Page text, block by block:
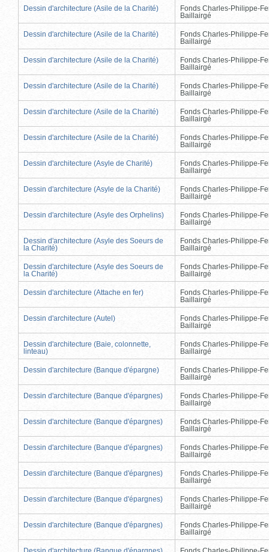
Dessin d'architecture (Asile de la Charité)
Fonds Charles-Philippe-
Baillairgé
Dessin d'architecture (Asile de la Charité)
Fonds Charles-Philippe-
Baillairgé
Dessin d'architecture (Asile de la Charité)
Fonds Charles-Philippe-
Baillairgé
Dessin d'architecture (Asile de la Charité)
Fonds Charles-Philippe-
Baillairgé
Dessin d'architecture (Asile de la Charité)
Fonds Charles-Philippe-
Baillairgé
Dessin d'architecture (Asile de la Charité)
Fonds Charles-Philippe-
Baillairgé
Dessin d'architecture (Asyle de Charité)
Fonds Charles-Philippe-
Baillairgé
Dessin d'architecture (Asyle de la Charité)
Fonds Charles-Philippe-
Baillairgé
Dessin d'architecture (Asyle des Orphelins)
Fonds Charles-Philippe-
Baillairgé
Dessin d'architecture (Asyle des Soeurs de
la Charité)
Fonds Charles-Philippe-
Baillairgé
Dessin d'architecture (Asyle des Soeurs de
la Charité)
Fonds Charles-Philippe-
Baillairgé
Dessin d'architecture (Attache en fer)
Fonds Charles-Philippe-
Baillairgé
Dessin d'architecture (Autel)
Fonds Charles-Philippe-
Baillairgé
Dessin d'architecture (Baie, colonnette,
linteau)
Fonds Charles-Philippe-
Baillairgé
Dessin d'architecture (Banque d'épargne)
Fonds Charles-Philippe-
Baillairgé
Dessin d'architecture (Banque d'épargnes)
Fonds Charles-Philippe-
Baillairgé
Dessin d'architecture (Banque d'épargnes)
Fonds Charles-Philippe-
Baillairgé
Dessin d'architecture (Banque d'épargnes)
Fonds Charles-Philippe-
Baillairgé
Dessin d'architecture (Banque d'épargnes)
Fonds Charles-Philippe-
Baillairgé
Dessin d'architecture (Banque d'épargnes)
Fonds Charles-Philippe-
Baillairgé
Dessin d'architecture (Banque d'épargnes)
Fonds Charles-Philippe-
Baillairgé